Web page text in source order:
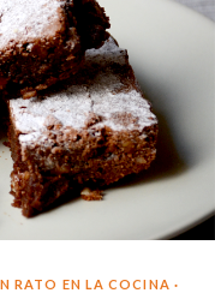
RATO EN LA COCINA ·